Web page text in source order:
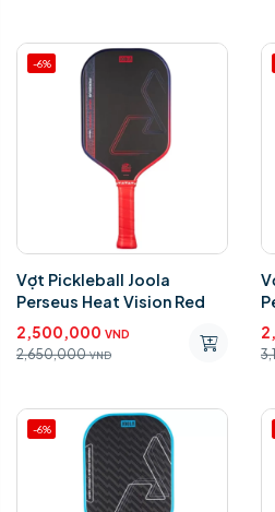
-6%
Vợt Pickleball Joola
Perseus Heat Vision Red
2,500,000 VND
2,650,000 VND
-6%